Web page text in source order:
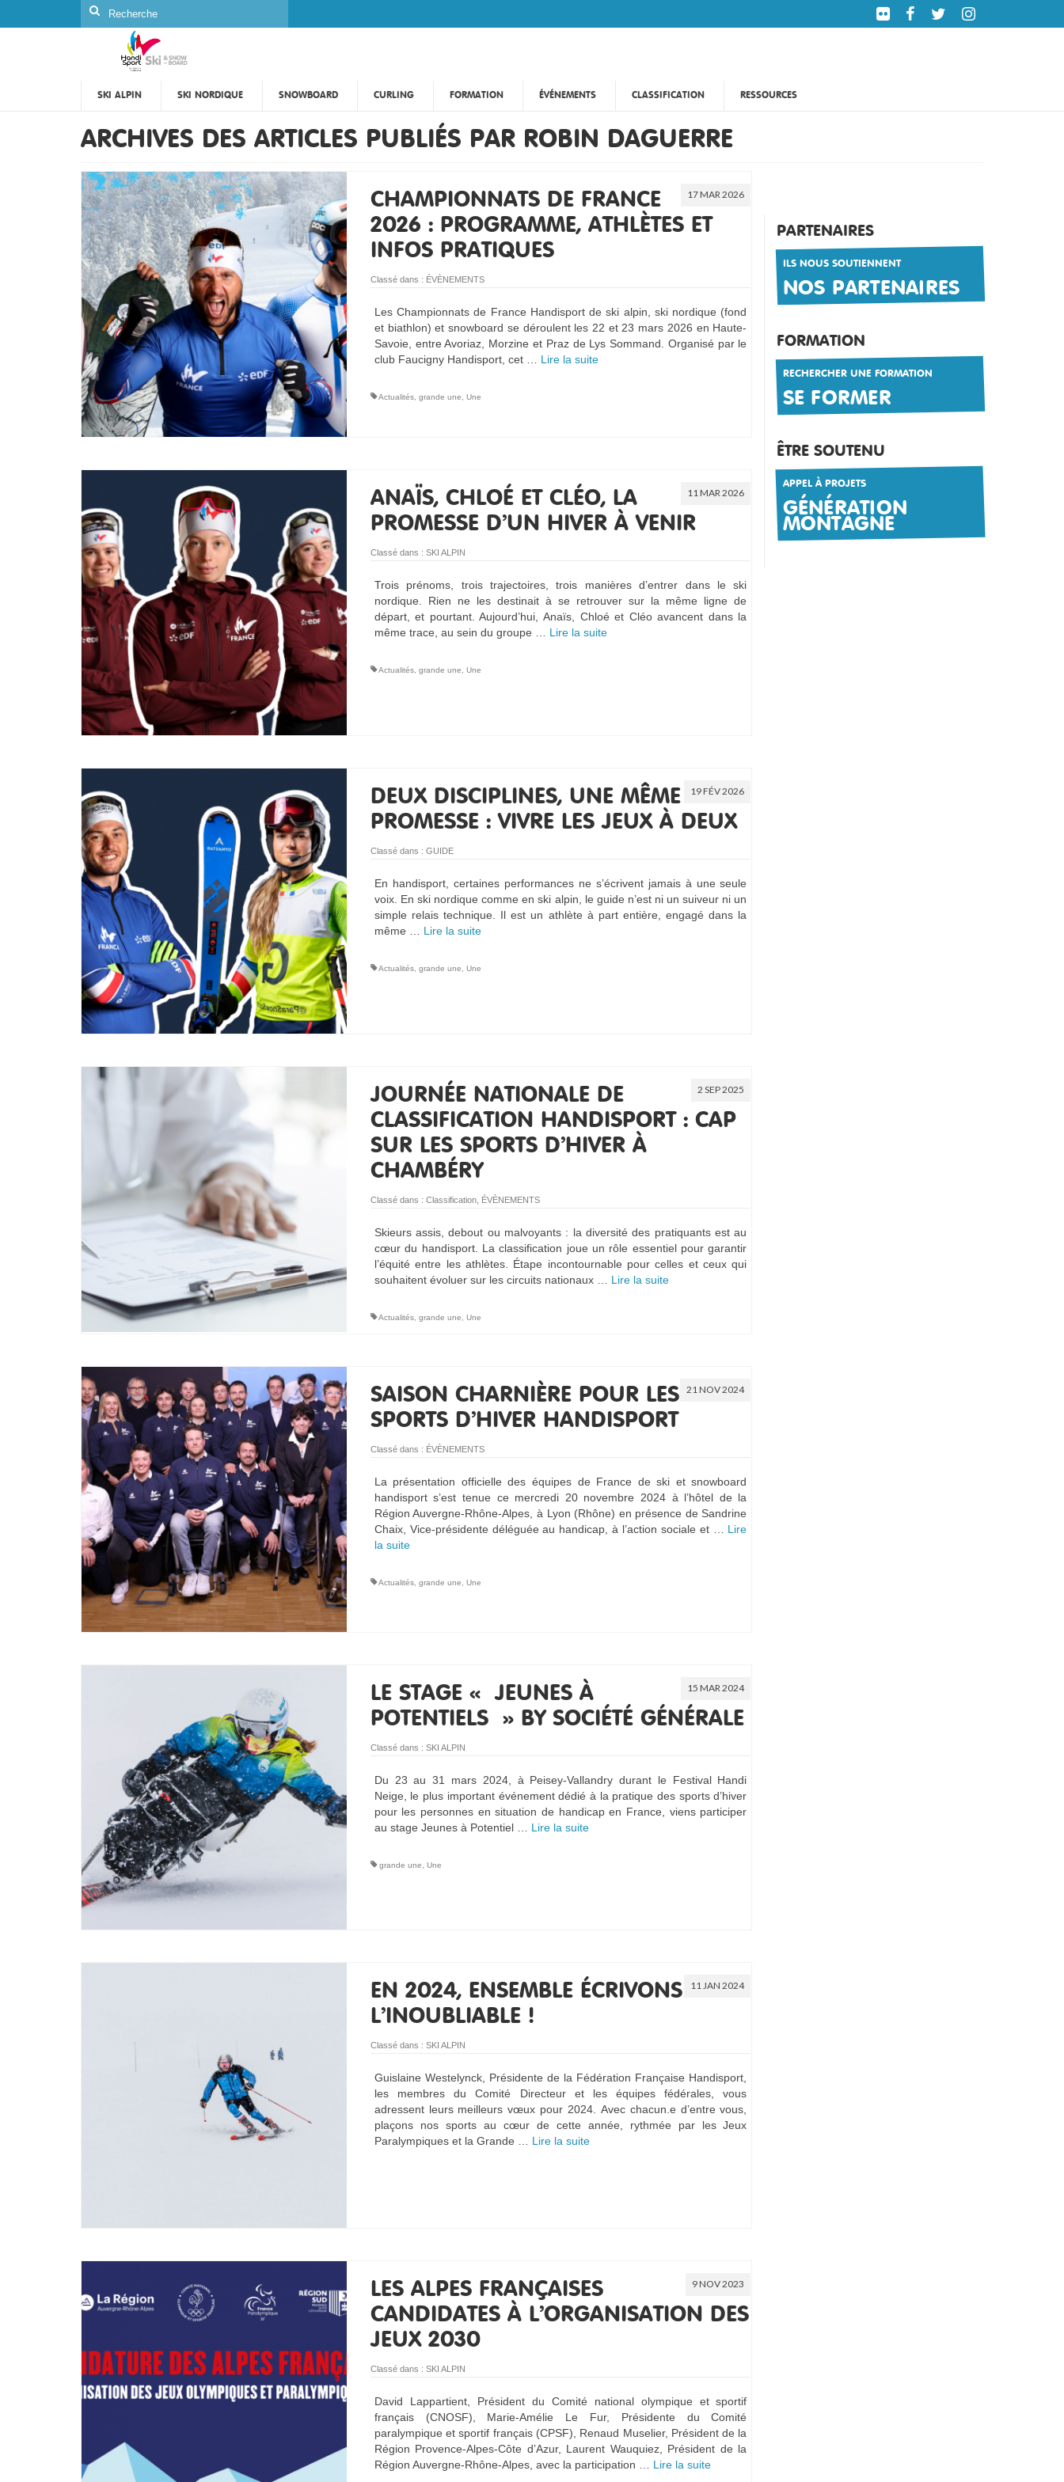
Rechercher
SKI ALPIN SKI NORDIQUE SNOWBOARD CURLING FORMATION ÉVÉNEMENTS CLASSIFICATION RESSOURCES
ARCHIVES DES ARTICLES PUBLIÉS PAR ROBIN DAGUERRE
17 MAR 2026
CHAMPIONNATS DE FRANCE
2026 : PROGRAMME, ATHLÈTES ET
INFOS PRATIQUES
Classé dans : ÉVÈNEMENTS
Les Championnats de France Handisport de ski alpin, ski nordique (fond
et biathlon) et snowboard se déroulent les 22 et 23 mars 2026 en Haute-
Savoie, entre Avoriaz, Morzine et Praz de Lys Sommand. Organisé par le
club Faucigny Handisport, cet … Lire la suite­­
Actualités, grande une, Une
11 MAR 2026
ANAÏS, CHLOÉ ET CLÉO, LA
PROMESSE D’UN HIVER À VENIR
Classé dans : SKI ALPIN
Trois prénoms, trois trajectoires, trois manières d’entrer dans le ski
nordique. Rien ne les destinait à se retrouver sur la même ligne de
départ, et pourtant. Aujourd’hui, Anaïs, Chloé et Cléo avancent dans la
même trace, au sein du groupe … Lire la suite­­
Actualités, grande une, Une
19 FÉV 2026
DEUX DISCIPLINES, UNE MÊME
PROMESSE : VIVRE LES JEUX À DEUX
Classé dans : GUIDE
En handisport, certaines performances ne s’écrivent jamais à une seule
voix. En ski nordique comme en ski alpin, le guide n’est ni un suiveur ni un
simple relais technique. Il est un athlète à part entière, engagé dans la
même … Lire la suite­­
Actualités, grande une Une
2 SEP 2025
JOURNÉE NATIONALE DE
CLASSIFICATION HANDISPORT : CAP
SUR LES SPORTS D’HIVER À
CHAMBÉRY
Classé dans : Classification, ÉVÈNEMENTS
Skieurs assis, debout ou malvoyants : la diversité des pratiquants est au
cœur du handisport. La classification joue un rôle essentiel pour garantir
l’équité entre les athlètes. Étape incontournable pour celles et ceux qui
souhaitent évoluer sur les circuits nationaux … Lire la suite­­
Actualités, grande une Une
21 NOV 2024
SAISON CHARNIÈRE POUR LES
SPORTS D’HIVER HANDISPORT
Classé dans : ÉVÈNEMENTS
La présentation officielle des équipes de France de ski et snowboard
handisport s’est tenue ce mercredi 20 novembre 2024 à l’hôtel de la
Région Auvergne-Rhône-Alpes, à Lyon (Rhône) en présence de Sandrine
Chaix, Vice-présidente déléguée au handicap, à l’action sociale et … Lire
la suite­­
Actualités, grande une Une
15 MAR 2024
LE STAGE « JEUNES À
POTENTIELS » BY SOCIÉTÉ GÉNÉRALE
Classé dans : SKI ALPIN
Du 23 au 31 mars 2024, à Peisey-Vallandry durant le Festival Handi
Neige, le plus important événement dédié à la pratique des sports d’hiver
pour les personnes en situation de handicap en France, viens participer
au stage Jeunes à Potentiel … Lire la suite­­
grande une Une
11 JAN 2024
EN 2024, ENSEMBLE ÉCRIVONS
L’INOUBLIABLE !
Classé dans : SKI ALPIN
Guislaine Westelynck, Présidente de la Fédération Française Handisport,
les membres du Comité Directeur et les équipes fédérales, vous
adressent leurs meilleurs vœux pour 2024. Avec chacun.e d’entre vous,
plaçons nos sports au cœur de cette année, rythmée par les Jeux
Paralympiques et la Grande … Lire la suite­­
9 NOV 2023
LES ALPES FRANÇAISES
CANDIDATES À L’ORGANISATION DES
JEUX 2030
Classé dans : SKI ALPIN
David Lappartient, Président du Comité national olympique et sportif
français (CNOSF), Marie-Amélie Le Fur, Présidente du Comité
paralympique et sportif français (CPSF), Renaud Muselier, Président de la
Région Provence-Alpes-Côte d’Azur, Laurent Wauquiez, Président de la
Région Auvergne-Rhône-Alpes, avec la participation … Lire la suite­­
PARTENAIRES
ILS NOUS SOUTIENNENT
NOS PARTENAIRES
FORMATION
RECHERCHER UNE FORMATION
SE FORMER
ÊTRE SOUTENU
APPEL À PROJETS
GÉNÉRATION
MONTAGNE